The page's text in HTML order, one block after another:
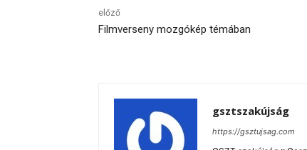
előző
Filmverseny mozgókép témában
gsztszakújság
https://gsztujsag.com